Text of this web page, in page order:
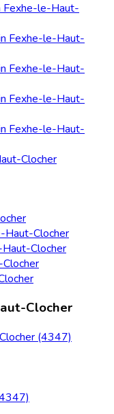
Fexhe-le-Haut-
Fexhe-le-Haut-
Fexhe-le-Haut-
Fexhe-le-Haut-
Fexhe-le-Haut-
Clocher
Haut-Clocher
Clocher
Clocher
(4347)